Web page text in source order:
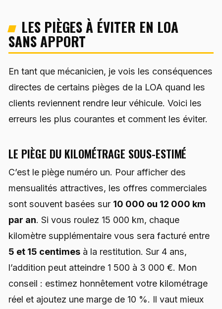
LES PIÈGES À ÉVITER EN LOA
SANS APPORT
En tant que mécanicien, je vois les conséquences
directes de certains pièges de la LOA quand les
clients reviennent rendre leur véhicule. Voici les
erreurs les plus courantes et comment les éviter.
LE PIÈGE DU KILOMÉTRAGE SOUS-ESTIMÉ
C’est le piège numéro un. Pour afficher des
mensualités attractives, les offres commerciales
sont souvent basées sur 10 000 ou 12 000 km
par an. Si vous roulez 15 000 km, chaque
kilomètre supplémentaire vous sera facturé entre
5 et 15 centimes à la restitution. Sur 4 ans,
l’addition peut atteindre 1 500 à 3 000 €. Mon
conseil : estimez honnêtement votre kilométrage
réel et ajoutez une marge de 10 %. Il vaut mieux